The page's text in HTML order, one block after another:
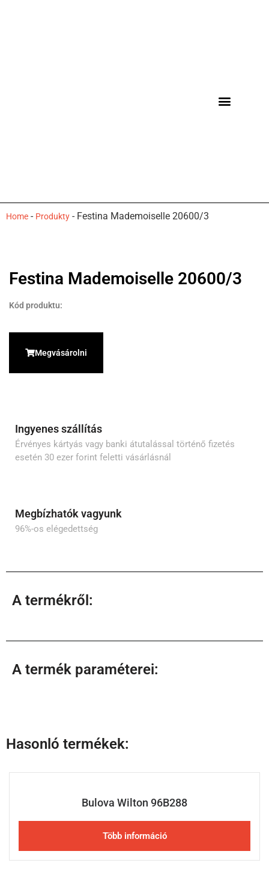
Home - Produkty - Festina Mademoiselle 20600/3
Festina Mademoiselle 20600/3
Kód produktu:
Megvásárolni
Ingyenes szállítás
Érvényes kártyás vagy banki átutalással történő fizetés
esetén 30 ezer forint feletti vásárlásnál
Megbízhatók vagyunk
96%-os elégedettség
A termékről:
A termék paraméterei:
Hasonló termékek:
Bulova Wilton 96B288
Több információ